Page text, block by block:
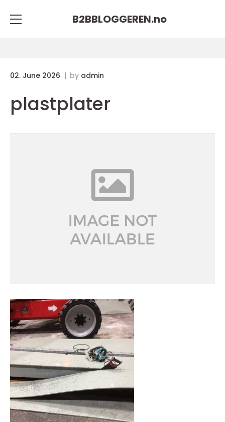
B2BBLOGGEREN.no
02. June 2026 by admin
plastplater